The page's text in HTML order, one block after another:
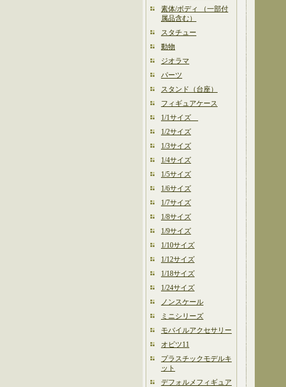
素体/ボディ （一部付
属品含む）
スタチュー
動物
ジオラマ
パーツ
スタンド（台座）
フィギュアケース
1/1サイズ
1/2サイズ
1/3サイズ
1/4サイズ
1/5サイズ
1/6サイズ
1/7サイズ
1/8サイズ
1/9サイズ
1/10サイズ
1/12サイズ
1/18サイズ
1/24サイズ
ノンスケール
ミニシリーズ
モバイルアクセサリー
オビツ11
プラスチックモデルキ
ット
デフォルメフィギュア